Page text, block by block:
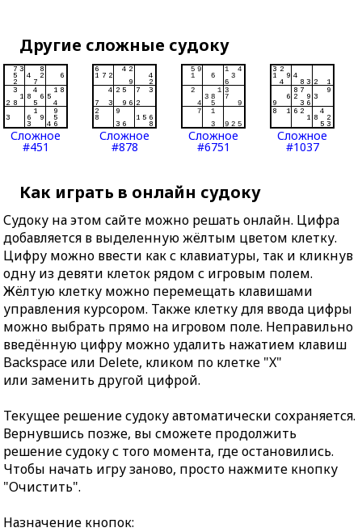
Другие сложные судоку
Сложное
#451
Сложное
#878
Сложное
#6751
Сложное
#1037
Как играть в онлайн судоку
Судоку на этом сайте можно решать онлайн. Цифра
добавляется в выделенную жёлтым цветом клетку.
Цифру можно ввести как с клавиатуры, так и кликнув
одну из девяти клеток рядом с игровым полем.
Жёлтую клетку можно перемещать клавишами
управления курсором. Также клетку для ввода цифры
можно выбрать прямо на игровом поле. Неправильно
введённую цифру можно удалить нажатием клавиш
Backspace или Delete, кликом по клетке "X"
или заменить другой цифрой.
Текущее решение судоку автоматически сохраняется.
Вернувшись позже, вы сможете продолжить
решение судоку с того момента, где остановились.
Чтобы начать игру заново, просто нажмите кнопку
"Очистить".
Назначение кнопок: